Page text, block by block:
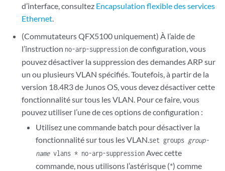
d’interface, consultez Encapsulation flexible des services
Ethernet
(Commutateurs QFX5100 uniquement) À l’aide de
l’instruction no-arp-suppressionde configuration, vous
pouvez désactiver la suppression des demandes ARP sur
un ou plusieurs VLAN spécifiés. Toutefois, à partir de la
version 18.4R3 de Junos OS, vous devez désactiver cette
fonctionnalité sur tous les VLAN. Pour ce faire, vous
pouvez utiliser l’une de ces options de configuration :
Utilisez une commande batch pour désactiver la
fonctionnalité sur tous les VLAN. set groups group-
namevlans * no-arp-suppressionAvec cette
commande, nous utilisons l’astérisque (*) comme